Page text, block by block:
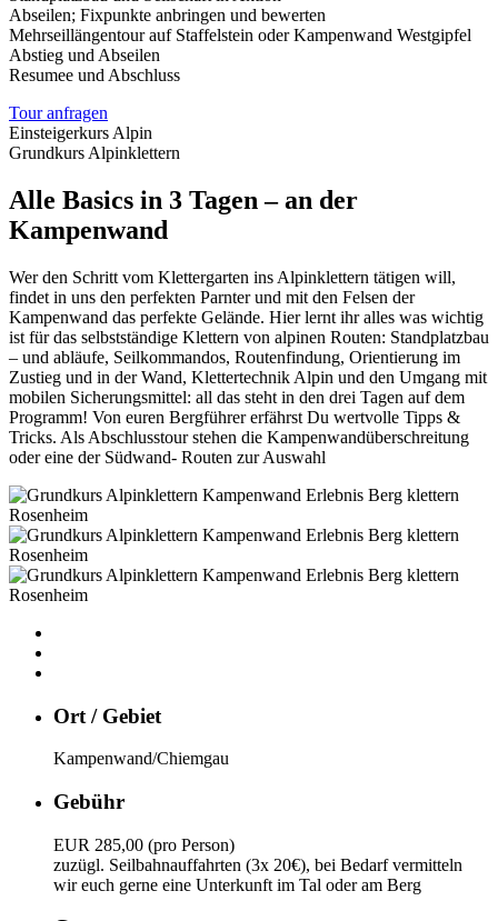
Abseilen; Fixpunkte anbringen und bewerten
Mehrseillängentour auf Staffelstein oder Kampenwand Westgipfel
Abstieg und Abseilen
Resumee und Abschluss
Tour anfragen
Einsteigerkurs Alpin
Grundkurs Alpinklettern
Alle Basics in 3 Tagen – an der
Kampenwand
Wer den Schritt vom Klettergarten ins Alpinklettern tätigen will,
findet in uns den perfekten Parnter und mit den Felsen der
Kampenwand das perfekte Gelände. Hier lernt ihr alles was wichtig
ist für das selbstständige Klettern von alpinen Routen: Standplatzbau
– und abläufe, Seilkommandos, Routenfindung, Orientierung im
Zustieg und in der Wand, Klettertechnik Alpin und den Umgang mit
mobilen Sicherungsmittel: all das steht in den drei Tagen auf dem
Programm! Von euren Bergführer erfährst Du wertvolle Tipps &
Tricks. Als Abschlusstour stehen die Kampenwandüberschreitung
oder eine der Südwand- Routen zur Auswahl
Ort / Gebiet
Kampenwand/Chiemgau
Gebühr
EUR 285,00 (pro Person)
zuzügl. Seilbahnauffahrten (3x 20€), bei Bedarf vermitteln
wir euch gerne eine Unterkunft im Tal oder am Berg